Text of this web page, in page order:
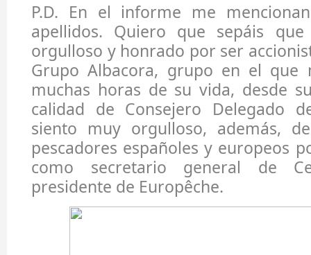
P.D. En el informe me
apellidos. Quiero que sepáis
orgulloso y honrado por ser
Grupo Albacora, grupo en el que
muchas horas de su vida, desde
calidad de Consejero Delegado
siento muy orgulloso, además,
pescadores españoles y europeos
como secretario general de
presidente de Europêche.